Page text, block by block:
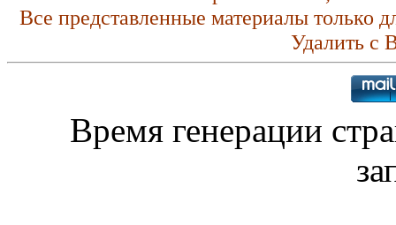
Все представленные материалы только
Удалить с
Время генерации